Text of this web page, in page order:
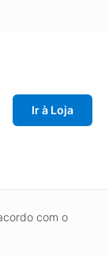
Ir à Loja
com o